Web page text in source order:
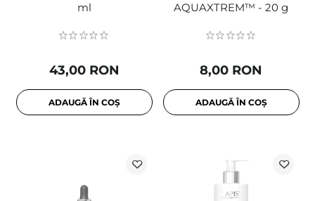
ml
43,00 RON
ADAUGĂ ÎN COȘ
AQUAXTREM™ - 20 g
8,00 RON
ADAUGĂ ÎN COȘ